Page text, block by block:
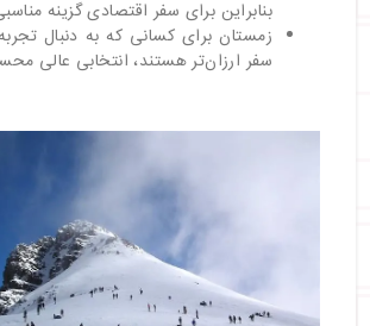
بنابراین برای سفر اقتصادی گزینه
زمستان برای کسانی که به دنبال
سفر ارزان‌تر هستند، انتخابی عالی